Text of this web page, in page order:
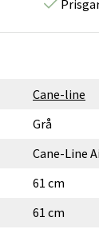
Cane-line
Grå
Cane-Line
61 cm
61 cm